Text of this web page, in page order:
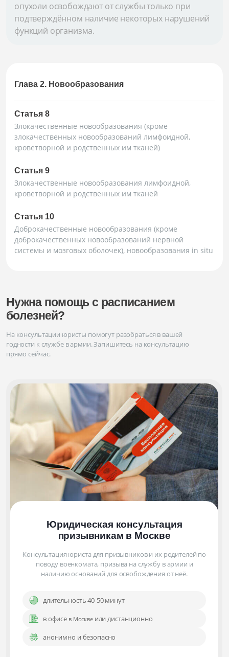
опухоли освобождают от службы только при
подтверждённом наличие некоторых нарушений
функций организма.
Глава 2. Новообразования
Статья 8
Злокачественные новообразования (кроме
злокачественных новообразований лимфоидной,
кроветворной и родственных им тканей)
Статья 9
Злокачественные новообразования лимфоидной,
кроветворной и родственных им тканей
Статья 10
Доброкачественные новообразования (кроме
доброкачественных новообразований нервной
системы и мозговых оболочек), новообразования in situ
Нужна помощь с расписанием
болезней?
На консультации юристы помогут разобраться в вашей
годности к службе в армии. Запишитесь на консультацию
прямо сейчас.
Юридическая консультация
призывникам в Москве
Консультация юриста для призывников и их родителей по
поводу военкомата, призыва на службу в армии и
наличию оснований для освобождения от неё.
длительность 40-50 минут
в офисе в Москвеили дистанционно
анонимно и безопасно